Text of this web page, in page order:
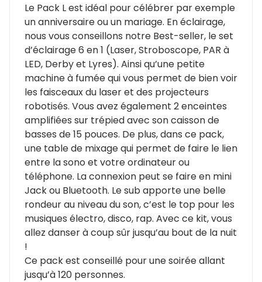
Le Pack L est idéal pour célébrer par exemple
un anniversaire ou un mariage. En éclairage,
nous vous conseillons notre Best-seller, le set
d’éclairage 6 en 1 (Laser, Stroboscope, PAR à
LED, Derby et Lyres). Ainsi qu’une petite
machine à fumée qui vous permet de bien voir
les faisceaux du laser et des projecteurs
robotisés. Vous avez également 2 enceintes
amplifiées sur trépied avec son caisson de
basses de 15 pouces. De plus, dans ce pack,
une table de mixage qui permet de faire le lien
entre la sono et votre ordinateur ou
téléphone. La connexion peut se faire en mini
Jack ou Bluetooth. Le sub apporte une belle
rondeur au niveau du son, c’est le top pour les
musiques électro, disco, rap. Avec ce kit, vous
allez danser à coup sûr jusqu’au bout de la nuit
!
Ce pack est conseillé pour une soirée allant
jusqu’à 120 personnes.